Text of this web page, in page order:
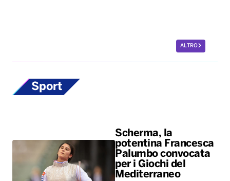
ALTRO
Sport
Scherma, la
potentina Francesca
Palumbo convocata
per i Giochi del
Mediterraneo